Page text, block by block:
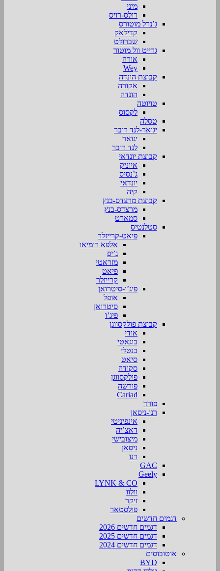
מיני
רולס-רויס
ג’נרל מוטורס
קדילאק
שברולט
גרייט וול מוטור
אורה
Wey
קבוצת הונדה
אקורה
הונדה
טויוטה
לקסוס
טסלה
יגואר-לנד רובר
יגואר
לנד רובר
קבוצת יונדאי
איוניק
ג’נסיס
יונדאי
קיה
קבוצת מרצדס-בנץ
מרצדס-בנץ
סמארט
סטלנטיס
פיאט-קרייזלר
אלפא רומיאו
ג’יפ
מזראטי
פיאט
קרייזלר
פיג’ו-סיטרואן
אופל
סיטרואן
פיג’ו
קבוצת פולקסווגן
אודי
בוגאטי
בנטלי
סיאט
סקודה
פולקסווגן
פורשה
Cariad
פורד
רנו-ניסאן
אינפיניטי
דאצ’יה
מיצובישי
ניסאן
רנו
GAC
Geely
LYNK & CO
וולוו
זיקר
פולסטאר
דגמים חדשים
דגמים חדשים 2026
דגמים חדשים 2025
דגמים חדשים 2024
אוטובוסים
BYD